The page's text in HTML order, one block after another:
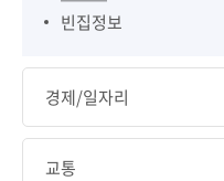
빈집정보
경제/일자리
교통